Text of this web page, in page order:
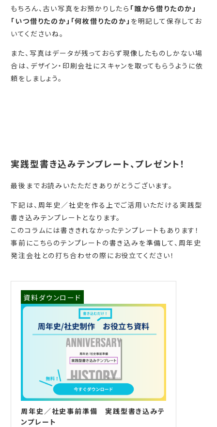
もちろん、古い写真をお預かりしたら 「誰から借りたのか」
「いつ借りたのか」「何枚借りたのか」 を明記して保存してお
いてくださいね。
また、写真はデータが残っておらず現像したものしかない場
合は、デザイン・印刷会社にスキャンを取ってもらうように依
頼をしましょう。
実践型書き込みテンプレート、プレゼント！
最後までお読みいたただきありがとうございます。
下記は、周年史／社史を作る上でご活用いただける実践型
書き込みテンプレートとなります。
このコラムには書ききれなかったテンプレートもあります！
事前にこちらのテンプレートの書き込みを準備して、周年史
発注会社との打ち合わせの際にお役立てください！
資料ダウンロード
周年史／社史事前準備 実践型書き込みテ
ンプレート